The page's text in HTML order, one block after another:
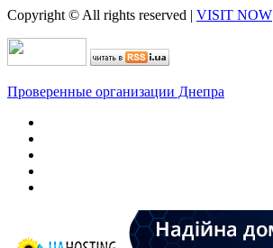
Copyright © All rights reserved | VISIT NOW
Проверенные организации Днепра